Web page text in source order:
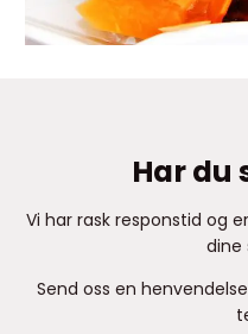
Har du
​Vi har rask responstid og
dine
Send oss en